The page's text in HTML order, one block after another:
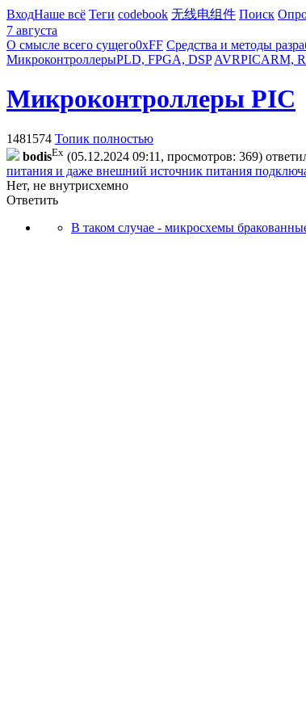
ВходНаше всё Теги codebook 无线电组件 Поиск
7 августа
О смысле всего сущего0xFF Средства и методы
МикроконтроллерыPLD, FPGA, DSP AVRPICARM,
Микроконтроллеры PIC
1481574 Топик полностью
bodisEx (05.12.2024 09:11, просмотров: 369)
питания и даже внешний источник питания
Нет, не внутрисхемно
Ответить
В таком случае - микросхемы